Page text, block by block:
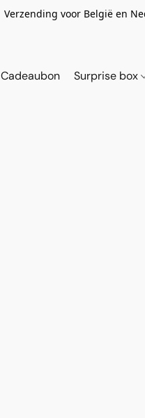
Verzending voor België en
Cadeaubon Surprise box